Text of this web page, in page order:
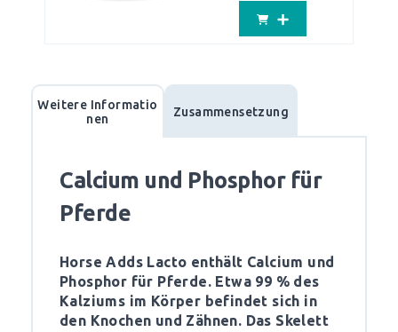
Weitere Informatio
nen
Zusammensetzung
Calcium und Phosphor für
Pferde
Horse Adds Lacto enthält Calcium und
Phosphor für Pferde. Etwa 99 % des
Kalziums im Körper befindet sich in
den Knochen und Zähnen. Das Skelett